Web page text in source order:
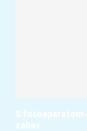
S fotoaparatom
zabav